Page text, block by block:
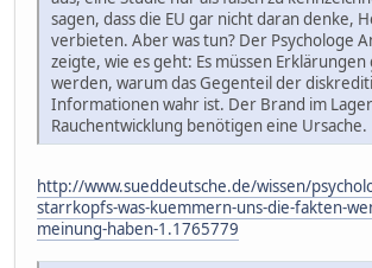
sagen, dass die EU gar nicht daran denke,
verbieten. Aber was tun? Der Psychologe
zeigte, wie es geht: Es müssen
werden, warum das Gegenteil der
Informationen wahr ist. Der Brand im
Rauchentwicklung benötigen eine Ursache.
http://www.sueddeutsche.de/wissen/
starrkopfs-was-kuemmern-uns-die-fakten-
meinung-haben-1.1765779